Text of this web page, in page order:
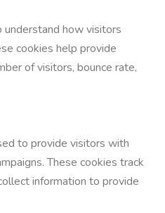
how visitors
cookies help provide
of visitors, bounce rate,
to provide visitors with
These cookies track
information to provide